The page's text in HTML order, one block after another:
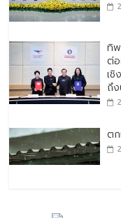
ทิ
ต่
เชิ
ถึ
ต